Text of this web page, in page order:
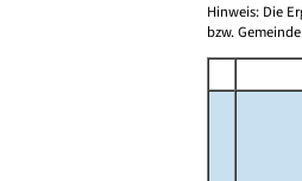
Hinweis: Die
bzw.